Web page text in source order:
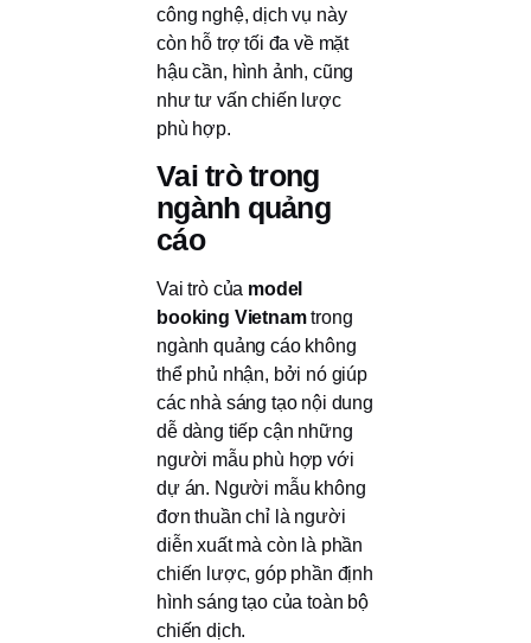
công nghệ, dịch vụ này
còn hỗ trợ tối đa về mặt
hậu cần, hình ảnh, cũng
như tư vấn chiến lược
phù hợp.
Vai trò trong
ngành quảng
cáo
Vai trò của model
booking Vietnamtrong
ngành quảng cáo không
thể phủ nhận, bởi nó giúp
các nhà sáng tạo nội dung
dễ dàng tiếp cận những
người mẫu phù hợp với
dự án. Người mẫu không
đơn thuần chỉ là người
diễn xuất mà còn là phần
chiến lược, góp phần định
hình sáng tạo của toàn bộ
chiến dịch.